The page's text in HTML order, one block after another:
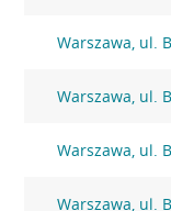
Warszawa, ul.
Warszawa, ul.
Warszawa, ul.
Warszawa, ul.